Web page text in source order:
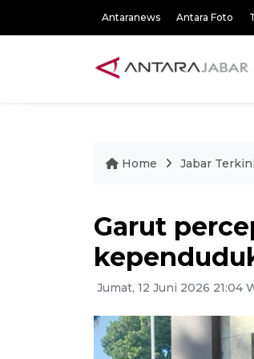
Antaranews Antara Foto
Home Jabar Terkini
Garut
Jumat, 12 Juni 2026 21:04